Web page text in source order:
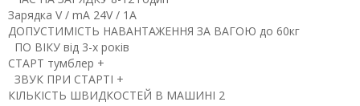
Зарядка V / mA 24V / 1A
ДОПУСТИМІСТЬ НАВАНТАЖЕННЯ ЗА ВАГОЮ до 60кг
ПО ВІКУ від 3-х років
СТАРТ тумблер +
ЗВУК ПРИ СТАРТІ +
КІЛЬКІСТЬ ШВИДКОСТЕЙ В МАШИНІ 2